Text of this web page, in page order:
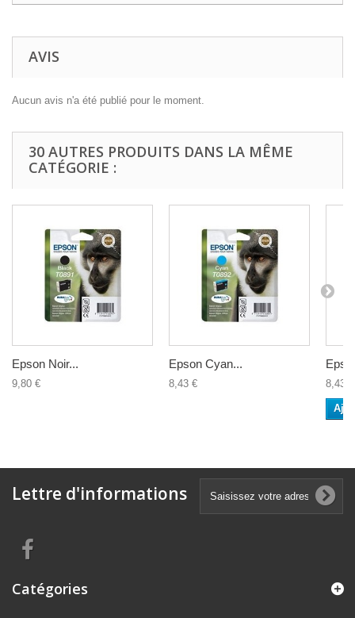
AVIS
Aucun avis n'a été publié pour le moment.
30 AUTRES PRODUITS DANS LA MÊME
CATÉGORIE :
Epson Noir...
9,80 €
Epson Cyan...
8,43 € 8,43 €
Lettre d'informations
Catégories